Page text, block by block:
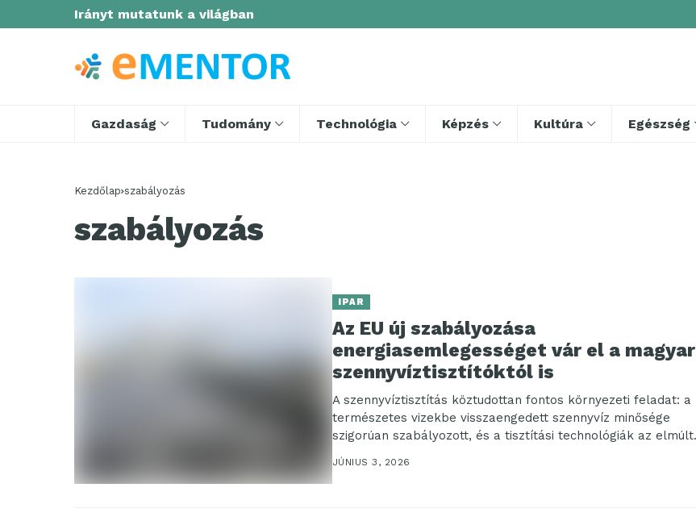
Irányt mutatunk a világban
Gazdaság Tudomány Technológia Képzés Kultúra Egészség
Kezdőlap szabályozás
szabályozás
IPAR
Az EU új szabályozása
energiasemlegességet vár el a magyar
szennyvíztisztítóktól is
A szennyvíztisztítás köztudottan fontos környezeti feladat: a
természetes vizekbe visszaengedett szennyvíz minősége
szigorúan szabályozott, és a tisztítási technológiák az elmúlt
JÚNIUS 3, 2026